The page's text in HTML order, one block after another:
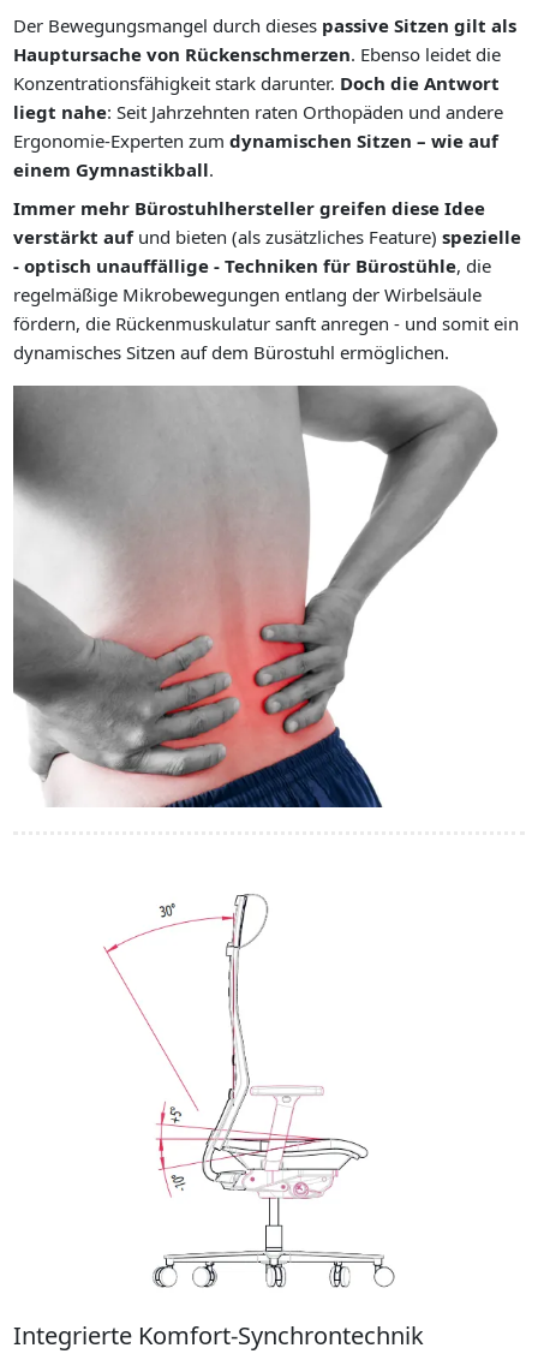
Der Bewegungsmangel durch dieses passive Sitzen gilt als
Hauptursache von Rückenschmerzen. Ebenso leidet die
Konzentrationsfähigkeit stark darunter. Doch die Antwort
liegt nahe: Seit Jahrzehnten raten Orthopäden und andere
Ergonomie-Experten zumdynamischen Sitzen – wie auf
einem Gymnastikball.
Immer mehr Bürostuhlhersteller greifen diese Idee
verstärkt aufund bieten (als zusätzliches Feature)spezielle
- optisch unauffällige - Techniken für Bürostühle, die
regelmäßige Mikrobewegungen entlang der Wirbelsäule
fördern, die Rückenmuskulatur sanft anregen - und somit ein
dynamisches Sitzen auf dem Bürostuhl ermöglichen.
Integrierte Komfort-Synchrontechnik